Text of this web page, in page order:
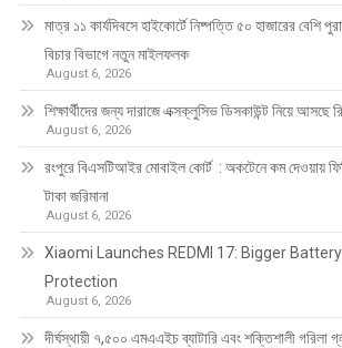
মাত্র ১১ কার্যদিবসে হাইকোর্টে নিষ্পত্তি ৫০ হাজারের বেশি
বিচার বিভাগে নতুন মাইলফলক
August 6, 2026
শিক্ষার্থীদের জন্য দারাজে এক্সক্লুসিভ ডিসকাউন্ট নিয়ে আসছে
August 6, 2026
রংপুরে বিএসটিআইর মোবাইল কোর্ট : অকটেনে কম দেওয়ায়
টাকা জরিমানা
August 6, 2026
Xiaomi Launches REDMI 17: Bigger
Protection
August 6, 2026
দীর্ঘস্থায়ী ৭,৫০০ এমএএইচ ব্যাটারি এবং শক্তিশালী গরিলা